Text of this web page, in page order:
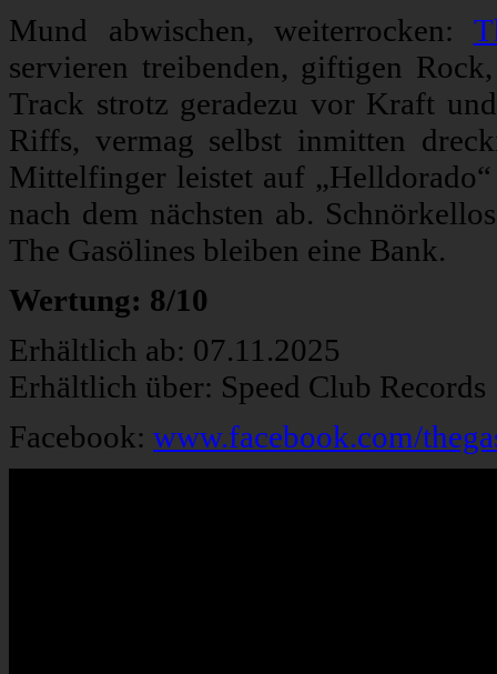
Mund abwischen, weiterrocken:
servieren treibenden, giftigen
Track strotz geradezu vor Kraft
Riffs, vermag selbst inmitten
Mittelfinger leistet auf
nach dem nächsten ab.
The Gasölines bleiben eine Bank.
Wertung: 8/10
Erhältlich ab: 07.11.2025
Erhältlich über: Speed Club Records
Facebook: www.facebook.com/